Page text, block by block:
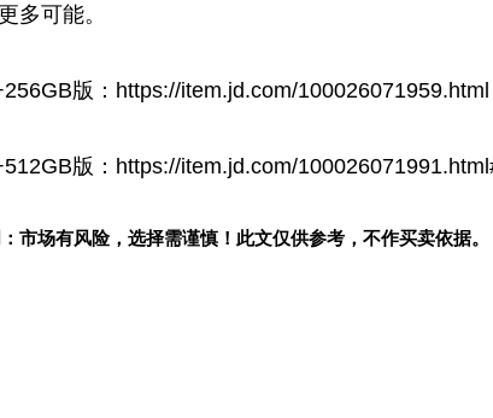
多可能。
版：https://item.jd.com/100026071959.html
版：https://item.jd.com/
市场有风险，选择需谨慎！此文仅供参考，不作买卖依据。